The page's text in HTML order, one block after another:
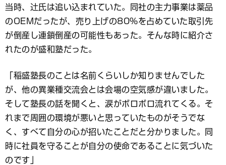
当時、辻氏は追い込まれていた。同社の主力事業は薬品
のOEMだったが、売り上げの80％を占めていた取引先
が倒産し連鎖倒産の可能性もあった。そんな時に紹介さ
れたのが盛和塾だった。
「稲盛塾長のことは名前くらいしか知りませんでした
が、他の異業種交流会とは会場の空気感が違いました。
そして塾長の話を聞くと、涙がボロボロ流れてくる。そ
れまで周囲の環境が悪いと思っていたものがそうでな
く、すべて自分の心が招いたことだと分かりました。同
時に社員を守ることが自分の使命であることに気づいた
のです」